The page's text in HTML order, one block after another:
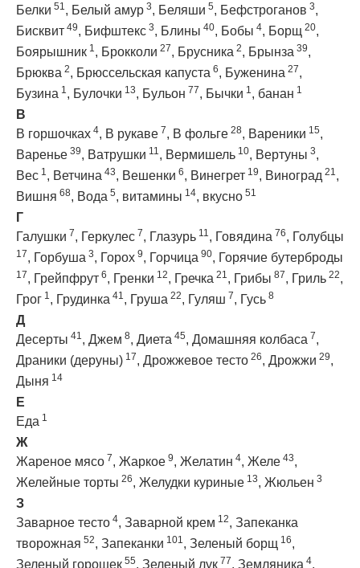
Белки 51, Белый амур 3, Беляши 5, Бефстроганов 3,
Бисквит 49, Бифштекс 3, Блины 40, Бобы 4, Борщ 20,
Боярышник 1, Брокколи 27, Брусника 2, Брынза 39,
Брюква 2, Брюссельская капуста 6, Буженина 27,
Бузина 1, Булочки 13, Бульон 77, Бычки 1, банан 1
В
В горшочках 4, В рукаве 7, В фольге 28, Вареники 15,
Варенье 39, Ватрушки 11, Вермишель 10, Вертуны 3,
Вес 1, Ветчина 43, Вешенки 6, Винегрет 19, Виноград 21,
Вишня 68, Вода 5, витамины 14, вкусно 51
Г
Галушки 7, Геркулес 7, Глазурь 11, Говядина 76, Голубцы
17, Горбуша 3, Горох 9, Горчица 90, Горячие бутерброды
17, Грейпфрут 6, Гренки 12, Гречка 21, Грибы 87, Гриль 22,
Грог 1, Грудинка 41, Груша 22, Гуляш 7, Гусь 8
Д
Десерты 41, Джем 8, Диета 45, Домашняя колбаса 7,
Драники (деруны) 17, Дрожжевое тесто 26, Дрожжи 29,
Дыня 14
Е
Еда 1
Ж
Жареное мясо 7, Жаркое 9, Желатин 4, Желе 43,
Желейные торты 26, Желудки куриные 13, Жюльен 3
З
Заварное тесто 4, Заварной крем 12, Запеканка
творожная 52, Запеканки 101, Зеленый борщ 16,
Зеленый горошек 55, Зеленый лук 77, Земляника 4,